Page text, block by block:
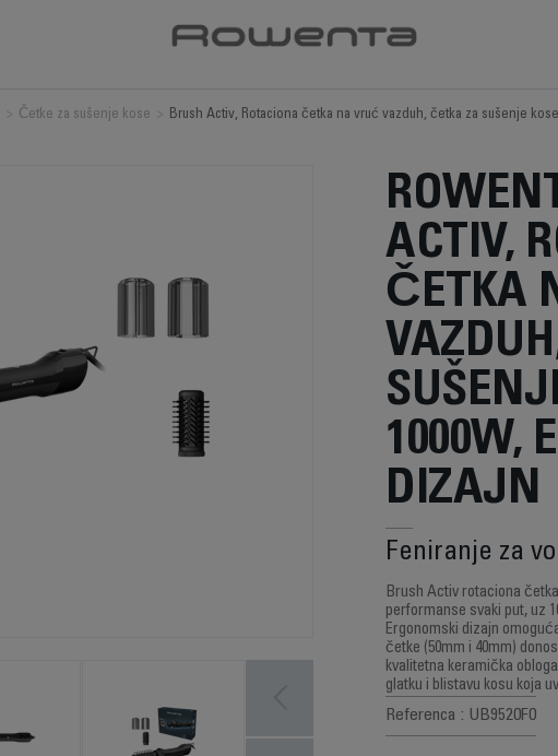
Četke za sušenje kose Brush Activ, Rotaciona četka na vruć vazduh, četka za sušenje
ACTIV,
ČETKA
1000W,
DIZAJN
Feniranje za
Brush Activ rotaciona
performanse svaki put, uz
Ergonomski dizajn
četke (50mm i 40mm)
kvalitetna keramička
glatku i blistavu kosu koja
Referenca : UB9520F0